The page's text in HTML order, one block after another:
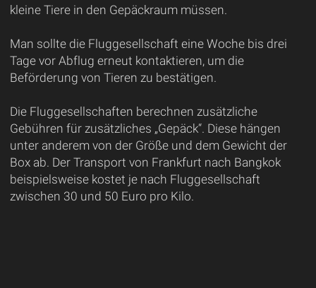
kleine Tiere in den Gepäckraum müssen.
Man sollte die Fluggesellschaft eine Woche bis drei
Tage vor Abflug erneut kontaktieren, um die
Beförderung von Tieren zu bestätigen.
Die Fluggesellschaften berechnen zusätzliche
Gebühren für zusätzliches „Gepäck“. Diese hängen
unter anderem von der Größe und dem Gewicht der
Box ab. Der Transport von Frankfurt nach Bangkok
beispielsweise kostet je nach Fluggesellschaft
zwischen 30 und 50 Euro pro Kilo.